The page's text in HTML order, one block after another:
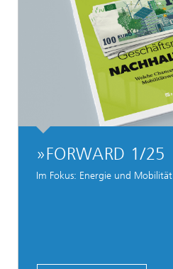
»FORWARD 1/25
Im Fokus: Energie und Mobilität